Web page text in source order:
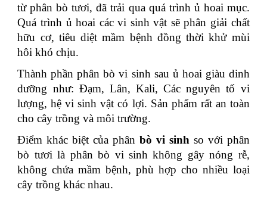
từ phân bò tươi, đã trải qua quá trình ủ hoai mục.
Quá trình ủ hoai các vi sinh vật sẽ phân giải chất
hữu cơ, tiêu diệt mầm bệnh đồng thời khử mùi
hôi khó chịu.
Thành phần phân bò vi sinh sau ủ hoai giàu dinh
dưỡng như: Đạm, Lân, Kali, Các nguyên tố vi
lượng, hệ vi sinh vật có lợi. Sản phẩm rất an toàn
cho cây trồng và môi trường.
Điểm khác biệt của phân bò vi sinh so với phân
bò tươi là phân bò vi sinh không gây nóng rễ,
không chứa mầm bệnh, phù hợp cho nhiều loại
cây trồng khác nhau.